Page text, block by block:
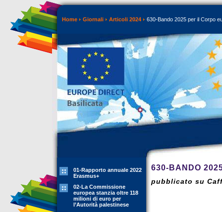
Home Giornali Articoli 2024 630-Bando 2025 per il Corpo
01-Rapporto annuale 2022
Erasmus+
02-La Commissione
europea stanzia oltre 118
milioni di euro per
l’Autorità palestinese
630-BANDO
pubblicato su